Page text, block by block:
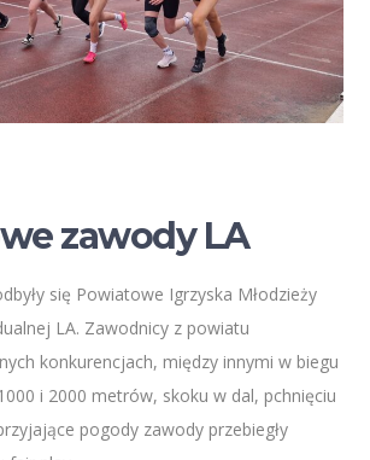
zawody LA
się Powiatowe Igrzyska Młodzieży
LA. Zawodnicy z powiatu
konkurencjach, między innymi w biegu
i 2000 metrów, skoku w dal, pchnięciu
pogody zawody przebiegły